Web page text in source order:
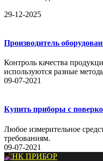
29-12-2025
Производитель
Контроль качества
используются разные
09-07-2021
Купить приборы с
Любое измерительное
требованиям.
09-07-2021